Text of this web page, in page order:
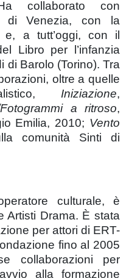
collaborato con
di Venezia, con la
e, a tutt’oggi, con il
Libro per l’infanzia
di Barolo (Torino). Tra
oltre a quelle
Iniziazione,
a ritroso,
Emilia, 2010; Vento
comunità Sinti di
culturale, è
Artisti Drama. È stata
per attori di ERT-
fino al 2005
collaborazioni per
alla formazione